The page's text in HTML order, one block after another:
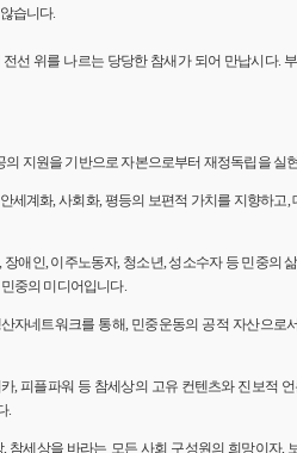
습니다.
선 위를 나르는 당당한 참새가 되어 만납시다.
의 지원을 기반으로 자본으로부터 재정독립을 실
세계화, 사회화, 평등의 보편적 가치를 지향하고
장애인, 이주노동자, 청소년, 성소수자 등 민중의
중의 미디어입니다.
자네트워크를 통해, 민중운동의 공적 자산으로
, 피플파워 등 참세상의 고유 컨텐츠와 진보적
.
참세상을 바라는 모든 사회 구성원의 희망이자,